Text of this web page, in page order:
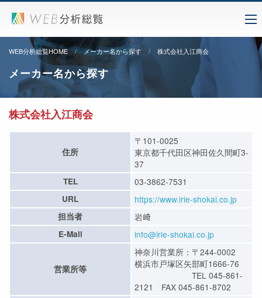
WEB分析総覧HOME メーカー名から探す 株式会社入江商会
メーカー名から探す
株式会社入江商会
住所
〒101-0025
東京都千代田区神田佐久間町3-
37
TEL 03-3862-7531
URL https://www.irie-shokai.co.jp
担当者 岩﨑
E-Mail info@irie-shokai.co.jp
営業所等
神奈川営業所：〒244-0002
横浜市戸塚区矢部町1666-76
TEL 045-861-
2121 FAX 045-861-8702